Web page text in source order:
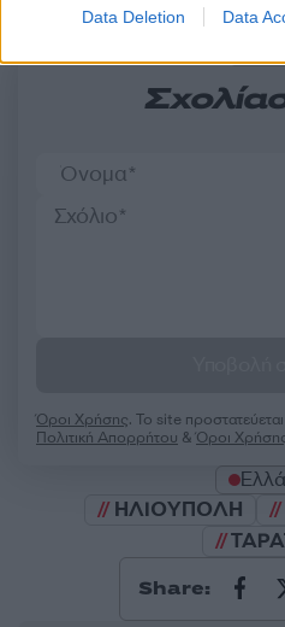
Data Deletion Data
Όροι Χρήσης. Το site
Πολιτική Απορρήτου &Όροι
ΗΛΙΟΥΠΟΛΗ
Share: